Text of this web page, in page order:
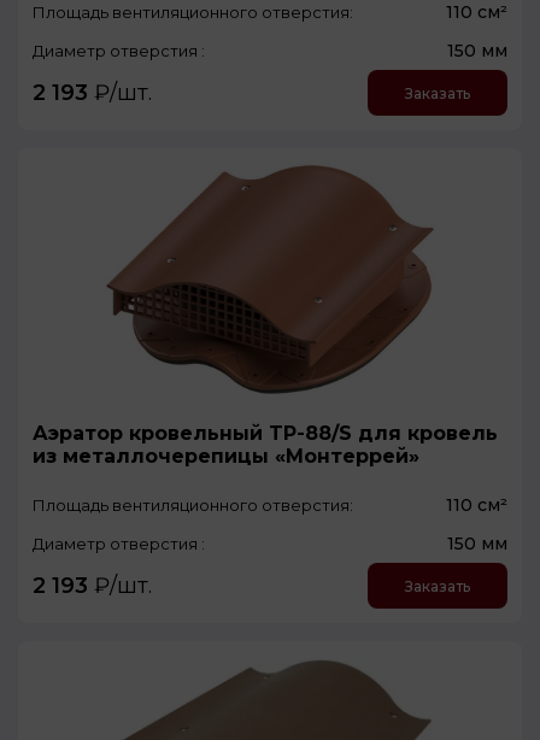
Площадь вентиляционного отверстия: 110 см²
Диаметр отверстия : 150 мм
2 193 ₽/шт. Заказать
Аэратор кровельный TP-88/S для кровель
из металлочерепицы «Монтеррей»
Площадь вентиляционного отверстия: 110 см²
Диаметр отверстия : 150 мм
2 193 ₽/шт. Заказать